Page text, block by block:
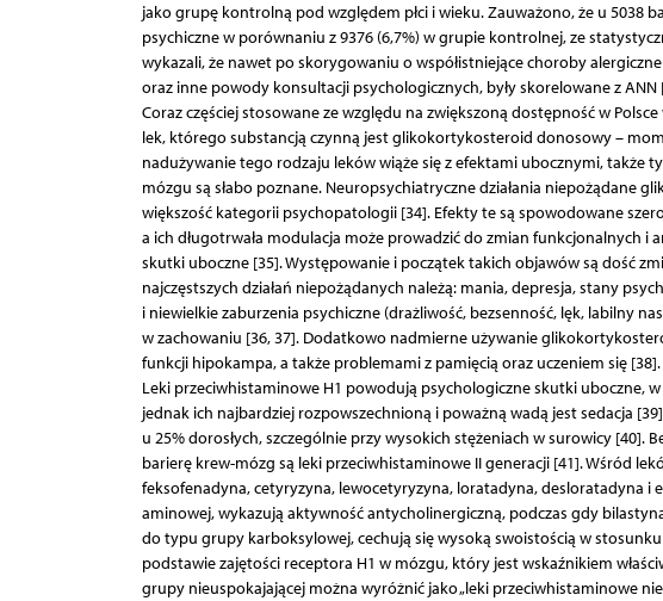
jako grupę kontrolną pod względem płci i wieku. Zauważono, że u 5038
psychiczne w porównaniu z 9376 (6,7%) w grupie kontrolnej, ze
wykazali, że nawet po skorygowaniu o współistniejące choroby
oraz inne powody konsultacji psychologicznych, były skorelowane z ANN
Coraz częściej stosowane ze względu na zwiększoną dostępność w
lek, którego substancją czynną jest glikokortykosteroid donosowy –
nadużywanie tego rodzaju leków wiąże się z efektami ubocznymi, także
mózgu są słabo poznane. Neuropsychiatryczne działania niepożądane
większość kategorii psychopatologii [34]. Efekty te są spowodowane
a ich długotrwała modulacja może prowadzić do zmian funkcjonalnych
skutki uboczne [35]. Występowanie i początek takich objawów są dość
najczęstszych działań niepożądanych należą: mania, depresja, stany
i niewielkie zaburzenia psychiczne (drażliwość, bezsenność, lęk, labilny
w zachowaniu [36, 37]. Dodatkowo nadmierne używanie
funkcji hipokampa, a także problemami z pamięcią oraz uczeniem się [38].
Leki przeciwhistaminowe H1 powodują psychologiczne skutki uboczne,
jednak ich najbardziej rozpowszechnioną i poważną wadą jest sedacja
u 25% dorosłych, szczególnie przy wysokich stężeniach w surowicy
barierę krew-mózg są leki przeciwhistaminowe II generacji [41]. Wśród
feksofenadyna, cetyryzyna, lewocetyryzyna, loratadyna, desloratadyna
aminowej, wykazują aktywność antycholinergiczną, podczas gdy
do typu grupy karboksylowej, cechują się wysoką swoistością w
podstawie zajętości receptora H1 w mózgu, który jest wskaźnikiem
grupy nieuspokajającej można wyróżnić jako „leki przeciwhistaminowe